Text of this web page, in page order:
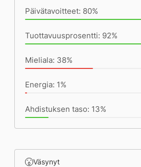
Päivätavoitteet: 80%
Tuottavuusprosentti: 92%
Mieliala: 38%
Energia: 1%
Ahdistuksen taso: 13%
Väsynyt